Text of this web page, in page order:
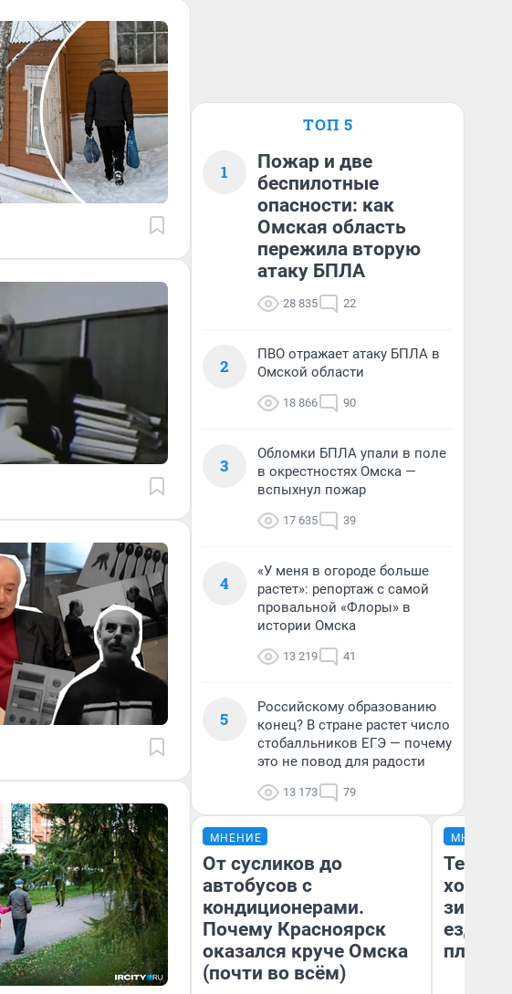
ТОП 5
1
Пожар и две
беспилотные
опасности: как
Омская область
пережила вторую
атаку БПЛА
28 835 22
2
ПВО отражает атаку БПЛА в
Омской области
18 866 90
3
Обломки БПЛА упали в поле
в окрестностях Омска —
вспыхнул пожар
17 635 39
4
«У меня в огороде больше
растет»: репортаж с самой
провальной «Флоры» в
истории Омска
13 219 41
5
Российскому образованию
конец? В стране растет число
стобалльников ЕГЭ — почему
это не повод для радости
13 173 79
МНЕНИЕ
От сусликов до
автобусов с
кондиционерами.
Почему Красноярск
оказался круче Омска
(почти во всём)
МНЕНИЕ
Тепло
зимой.
ездит
плюсы